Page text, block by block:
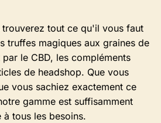
tout ce qu'il vous faut
truffes magiques aux graines de
le CBD, les compléments
de headshop. Que vous
vous sachiez exactement ce
gamme est suffisamment
tous les besoins.